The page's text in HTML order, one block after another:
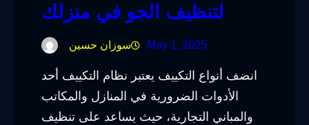
لتنظيف الجو في منزلك
سوزان حسين May 1, 2025
انضف أنواع التكييف يعتبر نظام التكييف أحد
الأدوات الضرورية في المنازل والمكاتب
والمباني التجارية، حيث يساعد على تنظيف